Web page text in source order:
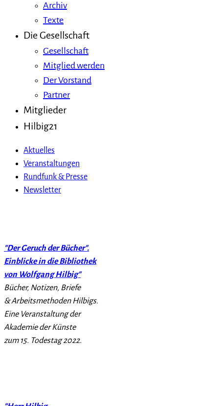
Archiv
Texte
Die Gesellschaft
Gesellschaft
Mitglied werden
Der Vorstand
Partner
Mitglieder
Hilbig21
Aktuelles
Veranstaltungen
Rundfunk & Presse
Newsletter
"Der Geruch der Bücher".
Einblicke in die Bibliothek
von Wolfgang Hilbig"
Bücher, Notizen, Briefe
& Arbeitsmethoden Hilbigs.
Eine Veranstaltung der
Akademie der Künste
zum 15. Todestag 2022.